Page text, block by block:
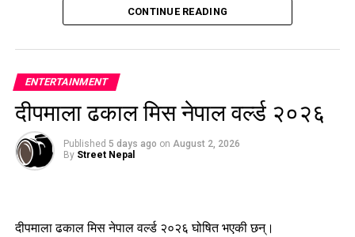
RELATED TOPICS:
UP NEXT
तमू (गुरुङ) सञ्चारकर्मी संघद्वारा पत्रकारिता पुरस्कार वितरण
कार्यक्रममा वक्ताहरूले शिक्षा र सामाजिक सहकार्यका माध्यमबाट विपन्न
विद्यार्थीलाई सहयोग गर्ने अभियानलाई निरन्तरता दिने प्रतिबद्धता व्यक्त
गरेका थिए।
CONTINUE READING
ENTERTAINMENT
दीपमाला ढकाल मिस नेपाल वर्ल्ड २०२६
Published 5 days ago on August 2, 2026
By Street Nepal
दीपमाला ढकाल मिस नेपाल वर्ल्ड २०२६ घोषित भएकी छन्।